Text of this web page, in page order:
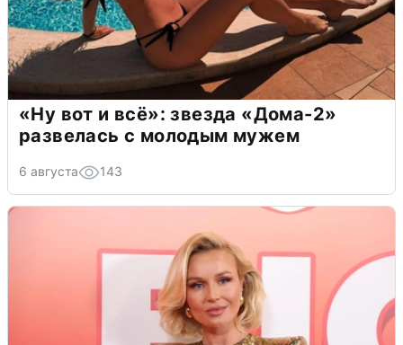
«Ну вот и всё»: звезда «Дома-2»
развелась с молодым мужем
6 августа 143